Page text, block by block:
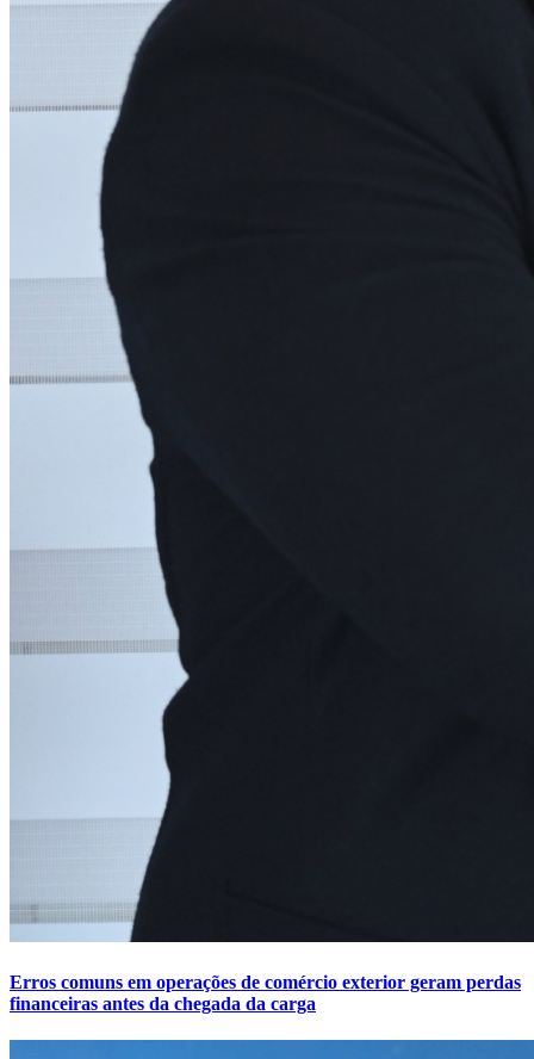
Erros comuns em operações de comércio exterior geram perdas
financeiras antes da chegada da carga